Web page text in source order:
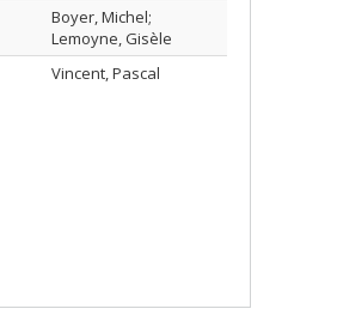
Boyer, Michel;
Lemoyne, Gisèle
Vincent, Pascal